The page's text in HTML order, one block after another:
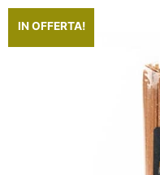
IN OFFERTA!